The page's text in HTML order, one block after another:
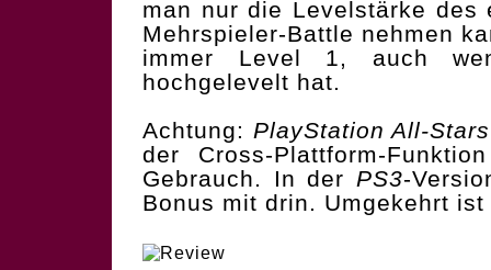
man nur die Levelstärke des
Mehrspieler-Battle nehmen
immer Level 1, auch
hochgelevelt hat.
Achtung: PlayStation All-
der Cross-Plattform-
Gebrauch. In der PS3-
Bonus mit drin. Umgekehrt